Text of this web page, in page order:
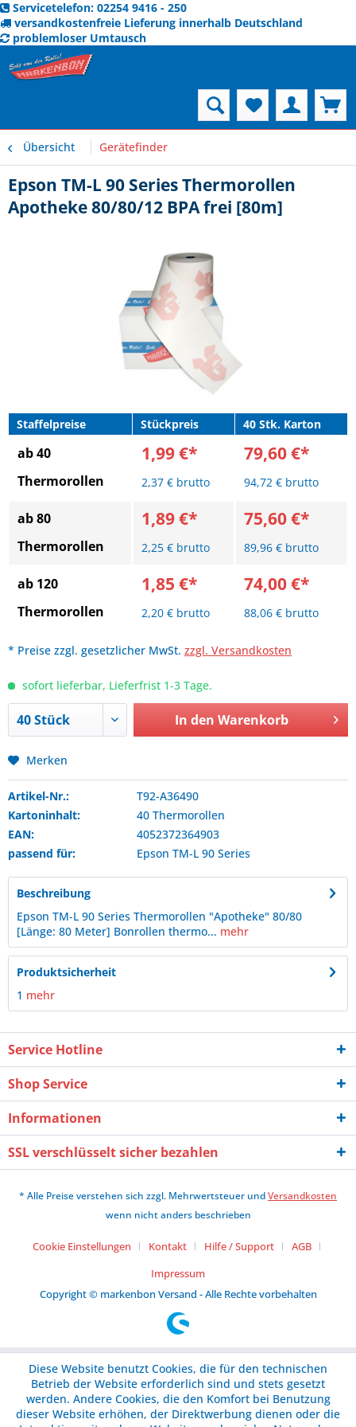
Servicetelefon: 02254 9416 - 250
versandkostenfreie Lieferung innerhalb Deutschland
problemloser Umtausch
Übersicht Gerätefinder
Epson TM-L 90 Series Thermorollen
Apotheke 80/80/12 BPA frei [80m]
Staffelpreise Stückpreis 40 Stk. Karton
ab 40
Thermorollen
1,99 €*
2,37 € brutto
79,60 €*
94,72 € brutto
ab 80
Thermorollen
1,89 €*
2,25 € brutto
75,60 €*
89,96 € brutto
ab 120
Thermorollen
1,85 €*
2,20 € brutto
74,00 €*
88,06 € brutto
* Preise zzgl. gesetzlicher MwSt. zzgl. Versandkosten
sofort lieferbar, Lieferfrist 1-3 Tage.
In den Warenkorb
Merken
Artikel-Nr.:
T92-A36490
Kartoninhalt:
40 Thermorollen
EAN:
4052372364903
passend für:
Epson TM-L 90 Series
Beschreibung
Epson TM-L 90 Series Thermorollen "Apotheke" 80/80
[Länge: 80 Meter] Bonrollen thermo... mehr
Produktsicherheit
1 mehr
Service Hotline
Shop Service
Informationen
SSL verschlüsselt sicher bezahlen
* Alle Preise verstehen sich zzgl. Mehrwertsteuer undVersandkosten
wenn nicht anders beschrieben
Cookie Einstellungen Kontakt Hilfe / Support
AGB
Impressum
Copyright © markenbon Versand - Alle Rechte vorbehalten
Diese Website benutzt Cookies, die für den technischen
Betrieb der Website erforderlich sind und stets gesetzt
werden. Andere Cookies, die den Komfort bei Benutzung
dieser Website erhöhen, der Direktwerbung dienen oder die